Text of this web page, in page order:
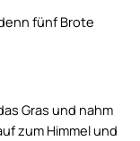
fünf Brote
Gras und nahm
zum Himmel und